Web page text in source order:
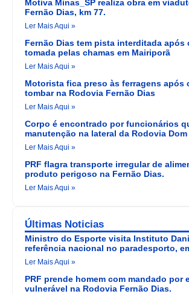
Motiva Minas_SP realiza obra em
Fernão Dias, km 77.
Ler Mais Aqui »
Fernão Dias tem pista interditada após
tomada pelas chamas em Mairiporã
Ler Mais Aqui »
Motorista fica preso às ferragens após
tombar na Rodovia Fernão Dias
Ler Mais Aqui »
Corpo é encontrado por funcionários
manutenção na lateral da Rodovia Dom
Ler Mais Aqui »
PRF flagra transporte irregular de
produto perigoso na Fernão Dias.
Ler Mais Aqui »
Últimas Noticias
Ministro do Esporte visita Instituto
referência nacional no paradesporto,
Ler Mais Aqui »
PRF prende homem com mandado por
vulnerável na Rodovia Fernão Dias.